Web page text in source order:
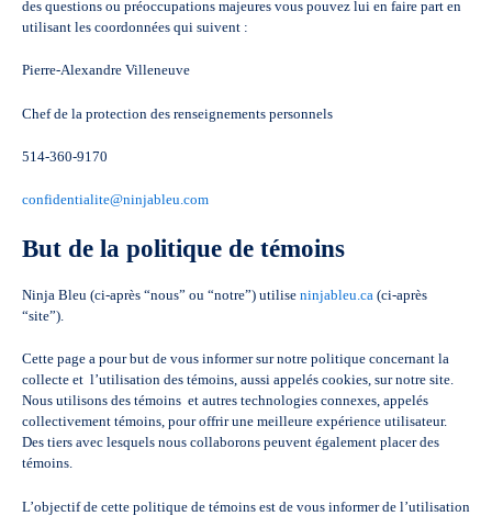
des questions ou préoccupations majeures vous pouvez lui en faire part en
utilisant les coordonnées qui suivent :
Pierre-Alexandre Villeneuve
Chef de la protection des renseignements personnels
514-360-9170
confidentialite@ninjableu.com
But de la politique de témoins
Ninja Bleu (ci-après “nous” ou “notre”) utilise ninjableu.ca (ci-après
“site”).
Cette page a pour but de vous informer sur notre politique concernant la
collecte et l’utilisation des témoins, aussi appelés cookies, sur notre site.
Nous utilisons des témoins et autres technologies connexes, appelés
collectivement témoins, pour offrir une meilleure expérience utilisateur.
Des tiers avec lesquels nous collaborons peuvent également placer des
témoins.
L’objectif de cette politique de témoins est de vous informer de l’utilisation